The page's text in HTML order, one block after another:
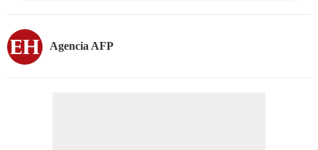
Agencia AFP